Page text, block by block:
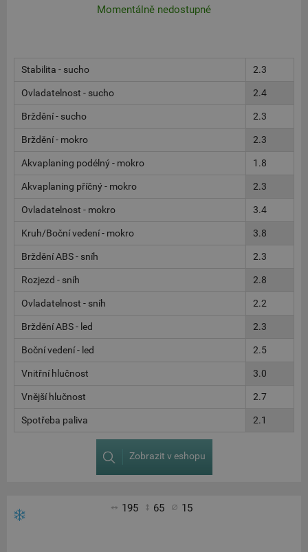
Momentálně nedostupné
Stabilita - sucho 2.3
Ovladatelnost - sucho 2.4
Brždění - sucho 2.3
Brždění - mokro 2.3
Akvaplaning podélný - mokro 1.8
Akvaplaning příčný - mokro 2.3
Ovladatelnost - mokro 3.4
Kruh/Boční vedení - mokro 3.8
Brždění ABS - sníh 2.3
Rozjezd - sníh 2.8
Ovladatelnost - sníh 2.2
Brždění ABS - led 2.3
Boční vedení - led 2.5
Vnitřní hlučnost 3.0
Vnější hlučnost 2.7
Spotřeba paliva 2.1
Zobrazit v eshopu
195 65 15